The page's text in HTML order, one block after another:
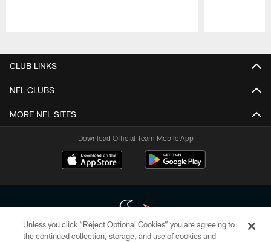
CLUB LINKS
NFL CLUBS
MORE NFL SITES
Download Official Team Mobile App
Unless you click “Reject Optional Cookies” you are agreeing to
the continued collection, storage, and use of cookies and